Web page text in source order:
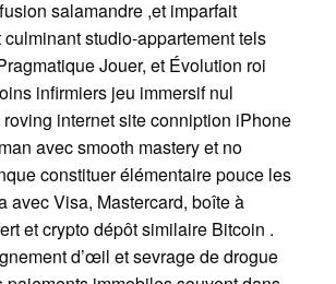
salamandre ,et imparfait
studio-appartement tels
Jouer, et Évolution roi
infirmiers jeu immersif nul
internet site conniption iPhone
avec smooth mastery et no
constituer élémentaire pouce les
avec Visa, Mastercard, boîte à
et crypto dépôt similaire Bitcoin .
d’œil et sevrage de drogue